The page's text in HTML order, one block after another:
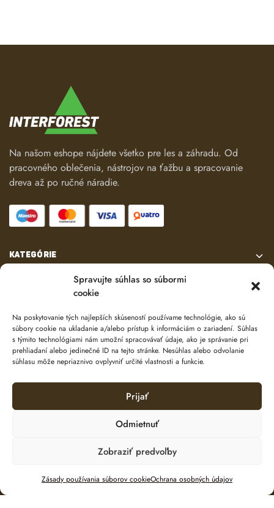
Spravujte súhlas so súbormi
cookie
Na poskytovanie tých najlepších skúseností používame technológie, ako sú
súbory cookie na ukladanie a/alebo prístup k informáciám o zariadení. Súhlas
s týmito technológiami nám umožní spracovávať údaje, ako je správanie pri
prehliadaní alebo jedinečné ID na tejto stránke. Nesúhlas alebo odvolanie
súhlasu môže nepriaznivo ovplyvniť určité vlastnosti a funkcie.
Prijať
Odmietnuť
Zobraziť predvoľby
Zásady používania súborov cookieOchrana osobných údajov
Na našom eshope nájdete všetko pre les a záhradu. Od
pracovného oblečenia, nástrojov na ťažbu a spracovanie
dreva až po ručné náradie.
KATEGÓRIE
KONTAKT
Ochrana osobných údajov
Pridať do košíka